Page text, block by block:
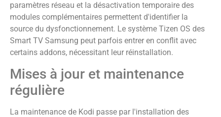
paramètres réseau et la désactivation temporaire des
modules complémentaires permettent d'identifier la
source du dysfonctionnement. Le système Tizen OS des
Smart TV Samsung peut parfois entrer en conflit avec
certains addons, nécessitant leur réinstallation.
Mises à jour et maintenance
régulière
La maintenance de Kodi passe par l'installation des